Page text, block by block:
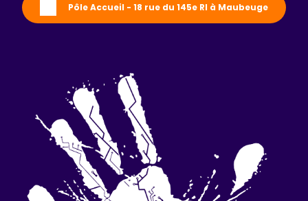
Pôle Accueil - 18 rue du 145e RI à Maubeuge